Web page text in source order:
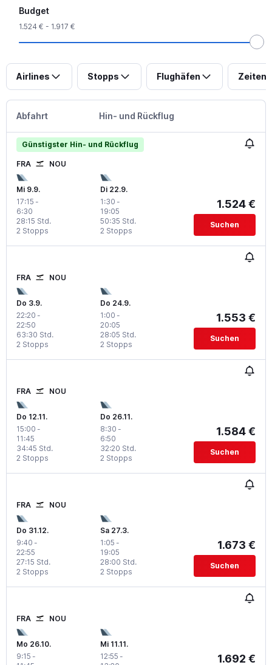
Budget
1.524 € - 1.917 €
Airlines Stopps Flughäfen Zeiten
Abfahrt Hin- und Rückflug
Günstigster Hin- und Rückflug
FRA NOU
Mi 9.9.
17:15 -
6:30
2 Stopps
28:15 Std.
Di 22.9.
1:30 -
19:05
2 Stopps
50:35 Std.
1.524 €
Suchen
FRA NOU
Do 3.9.
22:20 -
22:50
2 Stopps
63:30 Std.
Do 24.9.
1:00 -
20:05
2 Stopps
28:05 Std.
1.553 €
Suchen
FRA NOU
Do 12.11.
15:00 -
11:45
2 Stopps
34:45 Std.
Do 26.11.
8:30 -
6:50
2 Stopps
32:20 Std.
1.584 €
Suchen
FRA NOU
Do 31.12.
9:40 -
22:55
2 Stopps
27:15 Std.
Sa 27.3.
1:05 -
19:05
2 Stopps
28:00 Std.
1.673 €
Suchen
FRA NOU
Mo 26.10.
9:15 -
Mi 11.11.
12:55 -
1.692 €